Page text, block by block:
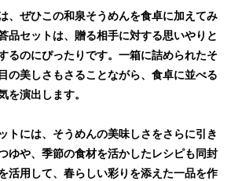
、ぜひこの和泉そうめんを食卓に加えてみ
品セットは、贈る相手に対する思いやりと
るのにぴったりです。一箱に詰められたそ
の美しさもさることながら、食卓に並べる
を演出します。
トには、そうめんの美味しさをさらに引き
ゆや、季節の食材を活かしたレシピも同封
活用して、春らしい彩りを添えた一品を作